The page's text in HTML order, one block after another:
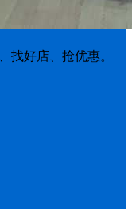
找好店、抢优惠。